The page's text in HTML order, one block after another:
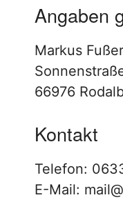
Angaben
Markus Fußer
66976
Kontakt
Telefon:
E-Mail: